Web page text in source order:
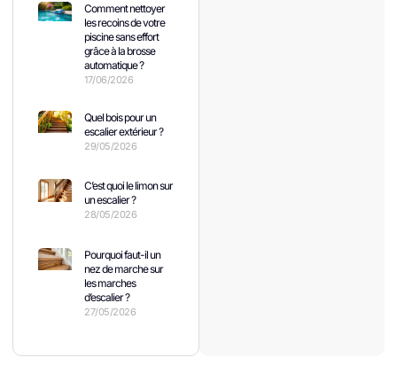
Comment nettoyer
les recoins de votre
piscine sans effort
grâce à la brosse
automatique ?
17/06/2026
Quel bois pour un
escalier extérieur ?
29/05/2026
C’est quoi le limon sur
un escalier ?
28/05/2026
Pourquoi faut-il un
nez de marche sur
les marches
d’escalier ?
27/05/2026